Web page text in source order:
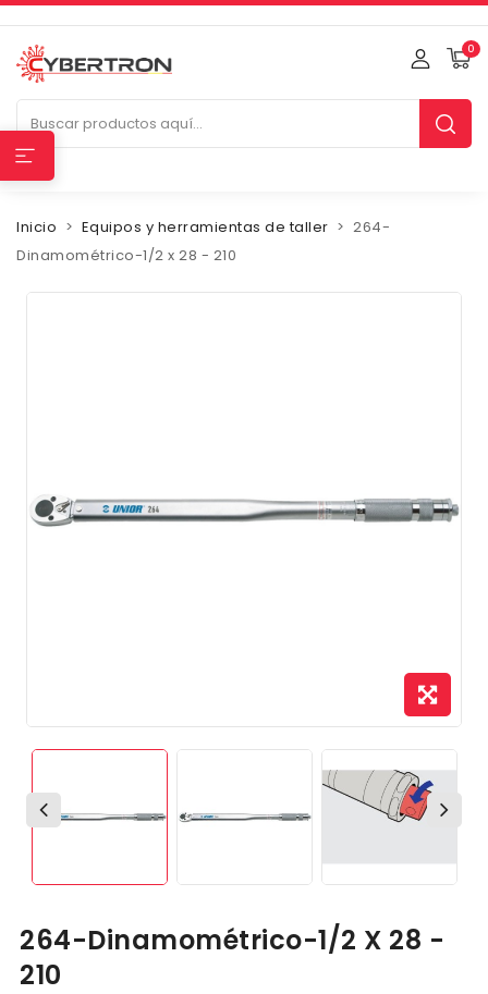
0
Inicio Equipos y herramientas de taller
264-
Dinamométrico-1/2 x 28 - 210
264-Dinamométrico-1/2 X 28 -
210